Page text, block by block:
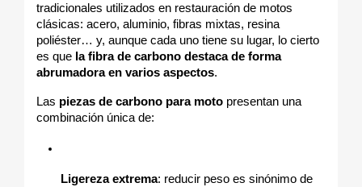
tradicionales utilizados en restauración de motos
clásicas: acero, aluminio, fibras mixtas, resina
poliéster… y, aunque cada uno tiene su lugar, lo cierto
es que la fibra de carbono destaca de forma
abrumadora en varios aspectos.
Las piezas de carbono para moto presentan una
combinación única de:
Ligereza extrema: reducir peso es sinónimo de